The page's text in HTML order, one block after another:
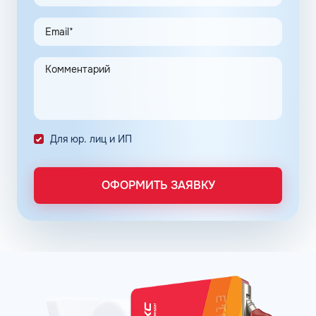
Нефтяные корпорации находятся в постоянном поиске
энергоэффективность мотора, снижающих общий
премиальных продуктов на основе неэтилированного
фирменные линейки бензинов:
ОПТИ – в сети АЗС Газпромнефть;
Пульсар – в сети АЗС Роснефть;
Танеко – в сети АЗС Татнефть.
Преимущества брендовых бензинов доказываются
увеличение пути, которое машина может проехать
после заправки бака, что в итоге обеспечивает
Для юр. лиц и ИП
ОФОРМИТЬ ЗАЯВКУ